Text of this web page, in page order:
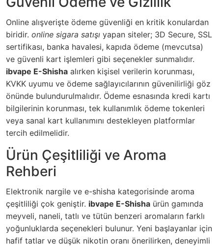
Online alışverişte ödeme güvenliği en kritik konulardan
biridir. online sigara satışı yapan siteler; 3D Secure, SSL
sertifikası, banka havalesi, kapıda ödeme (mevcutsa)
ve güvenli kart işlemleri gibi seçenekler sunmalıdır.
ibvape E-Shisha alırken kişisel verilerin korunması,
KVKK uyumu ve ödeme sağlayıcılarının güvenilirliği göz
önünde bulundurulmalıdır. Ödeme esnasında kredi kartı
bilgilerinin korunması, tek kullanımlık ödeme tokenleri
veya sanal kart kullanımını destekleyen platformlar
tercih edilmelidir.
Ürün Çeşitliliği ve Aroma
Rehberi
Elektronik nargile ve e-shisha kategorisinde aroma
çeşitliliği çok geniştir. ibvape E-Shisha ürün gamında
meyveli, naneli, tatlı ve tütün benzeri aromaların farklı
yoğunluklarda seçenekleri bulunur. Yeni başlayanlar için
hafif tatlar ve düşük nikotin oranı önerilirken, deneyimli